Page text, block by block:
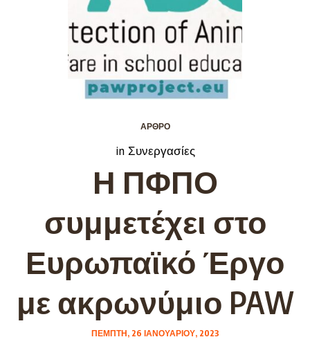
ΆΡΘΡΟ
in Συνεργασίες
Η ΠΦΠΟ
συμμετέχει στο
Ευρωπαϊκό Έργο
με ακρωνύμιο PAW
ΠΈΜΠΤΗ, 26 ΙΑΝΟΥΑΡΊΟΥ, 2023